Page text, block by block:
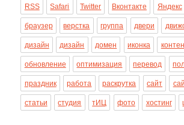
RSS Safari Twitter Вконтакте Яндекс
браузер верстка группа двери
дизайн дизайн домен иконка
обновление оптимизация перевод
праздник работа раскрутка сайт
статьи студия тИЦ фото хостинг